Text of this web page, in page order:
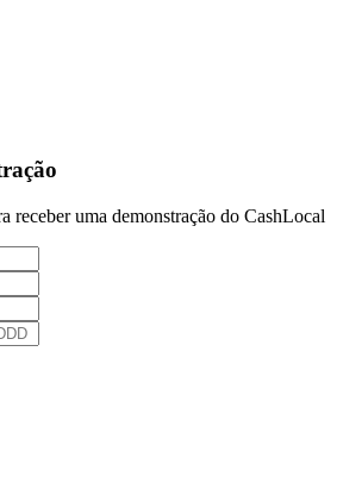
receber uma demonstração do CashLocal